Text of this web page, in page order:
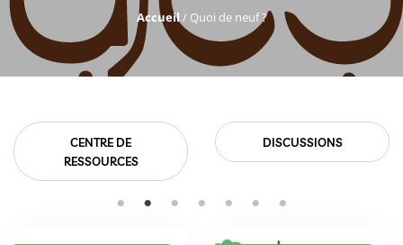
Accueil / Quoi de neuf ?
DISCUSSIONS EMPLOIS